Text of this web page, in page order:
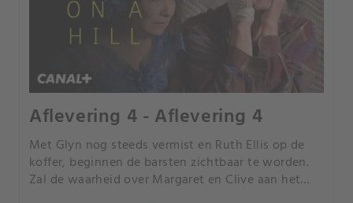
Aflevering 4 - Aflevering 4
Met Glyn nog steeds vermist en Ruth Ellis op de
koffer, beginnen de barsten zichtbaar te worden.
Zal de waarheid over Margaret en Clive aan het